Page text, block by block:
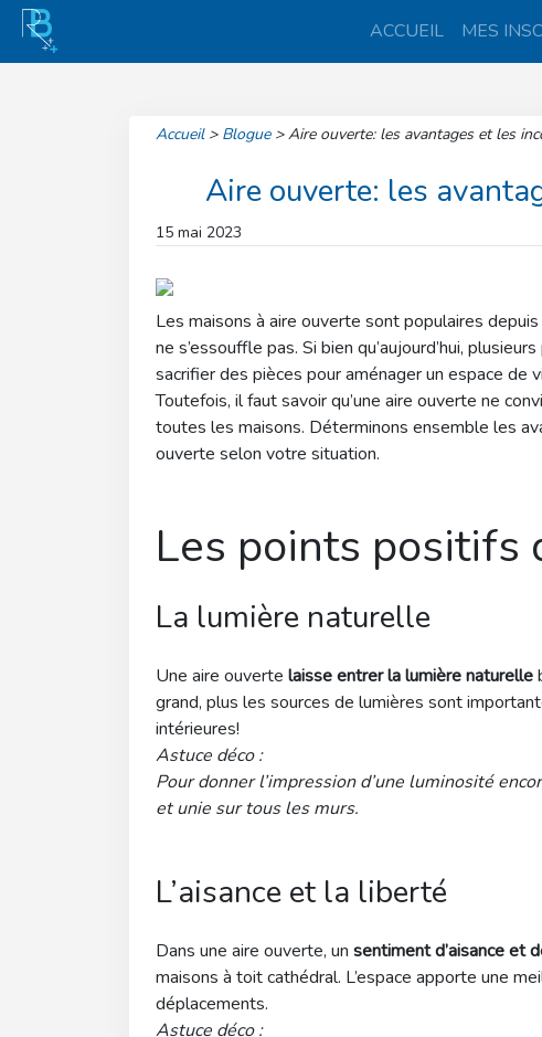
ACCUEIL MES
Accueil > Blogue >Aire ouverte: les avantages et les
Aire ouverte: les
15 mai 2023
Les maisons à aire ouverte sont populaires
ne s’essouffle pas. Si bien qu’aujourd’hui,
sacrifier des pièces pour aménager un espace de
Toutefois, il faut savoir qu’une aire ouverte ne
toutes les maisons. Déterminons ensemble les
ouverte selon votre situation.
Les points positifs
La lumière naturelle
Une aire ouverte laisse entrer la lumière naturelle
grand, plus les sources de lumières sont
intérieures!
Astuce déco :
Pour donner l’impression d’une luminosité
et unie sur tous les murs.
L’aisance et la liberté
Dans une aire ouverte, un sentiment d’aisance et
maisons à toit cathédral. L’espace apporte une
déplacements.
Astuce déco :